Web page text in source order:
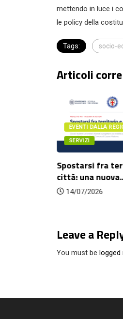
mettendo in luce i
le policy della
Tags: socio-
Articoli
EVENTI DALLA
SERVIZI
Spostarsi fra
città: una
14/07/2026
Leave a
You must be logged